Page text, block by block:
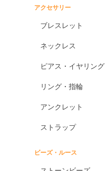
アクセサリー
ブレスレット
ネックレス
ピアス・イヤリング
リング・指輪
アンクレット
ストラップ
ビーズ・ルース